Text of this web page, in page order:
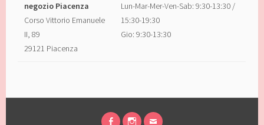
negozio Piacenza
Corso Vittorio Emanuele
II, 89
29121 Piacenza
Lun-Mar-Mer-Ven-Sab: 9:30-13:30 /
15:30-19:30
Gio: 9:30-13:30